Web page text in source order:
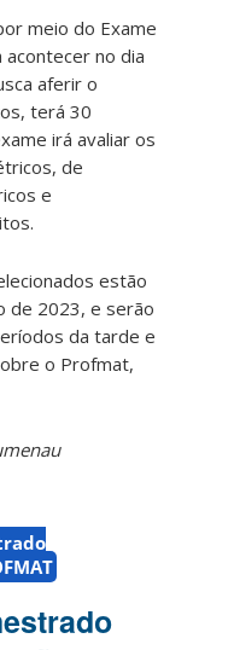
meio do Exame
no dia
aferir o
terá 30
irá avaliar os
de
e
estão
de 2023, e serão
da tarde e
o Profmat,